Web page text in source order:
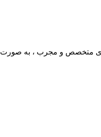
متخصص و مجرب ، به